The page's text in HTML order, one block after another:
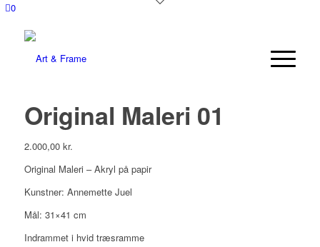
0
Original Maleri 01
2.000,00 kr.
Original Maleri – Akryl på papir
Kunstner: Annemette Juel
Mål: 31×41 cm
Indrammet i hvid træsramme